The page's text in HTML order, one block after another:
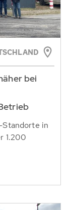
bei
Standorte in
1.200